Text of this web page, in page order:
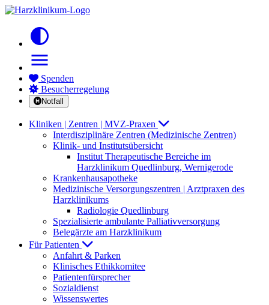
contrast
menu
Spenden
Besucherregelung
Notfall
Kliniken | Zentren | MVZ-Praxen
Interdisziplinäre Zentren (Medizinische Zentren)
Klinik- und Institutsübersicht
Institut Therapeutische Bereiche im
Harzklinikum Quedlinburg, Wernigerode
Krankenhausapotheke
Medizinische Versorgungszentren | Arztpraxen des
Harzklinikums
Radiologie Quedlinburg
Spezialisierte ambulante Palliativversorgung
Belegärzte am Harzklinikum
Für Patienten
Anfahrt & Parken
Klinisches Ethikkomitee
Patientenfürsprecher
Sozialdienst
Wissenswertes